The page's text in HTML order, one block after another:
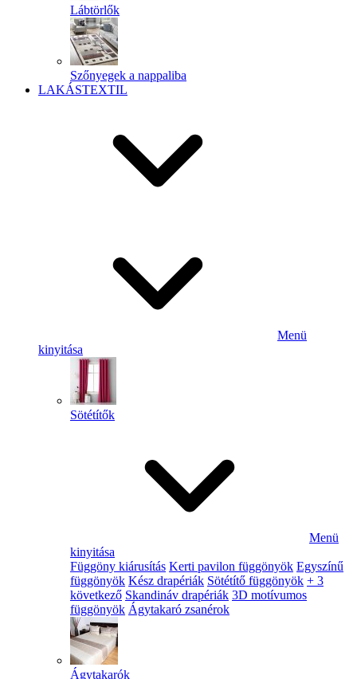
Lábtörlők
Szőnyegek a nappaliba
LAKÁSTEXTIL
Menü
kinyitása
Sötétítők
Menü
kinyitása
Függöny kiárusítás Kerti pavilon függönyök Egyszínű
függönyök Kész drapériák Sötétítő függönyök + 3
következő Skandináv drapériák 3D motívumos
függönyök Ágytakaró zsanérok
Ágytakarók